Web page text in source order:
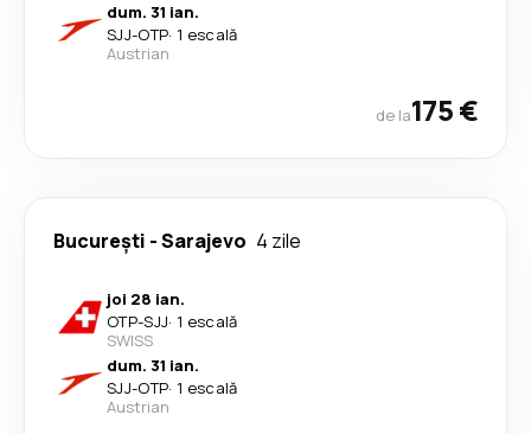
dum. 31 ian.
SJJ-OTP· 1 escală
Austrian
de la175 €
București -Sarajevo 4 zile
joi 28 ian.
OTP-SJJ· 1 escală
SWISS
dum. 31 ian.
SJJ-OTP· 1 escală
Austrian